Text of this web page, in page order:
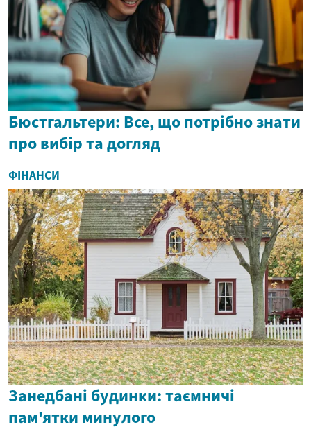
Бюстгальтери: Все, що потрібно знати
про вибір та догляд
ФІНАНСИ
Занедбані будинки: таємничі
пам'ятки минулого